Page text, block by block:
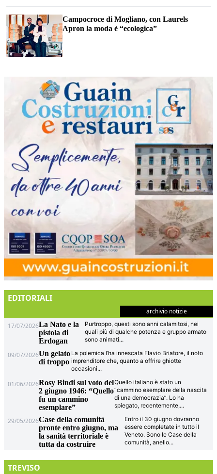
Campocroce di Mogliano, con Laurels
Apron la moda è “ecologica”
EDITORIALI
archivio notizie
17/07/2026La Nato e la
pistola di
Erdogan
Purtroppo, questi sono anni calamitosi, nei
quali più di qualche potenza e gruppo armato
sono animati...
09/07/2026Un gelato
di troppo
La polemica l’ha innescata Flavio Briatore, il noto
imprenditore che, quanto a offrire ghiotte
occasioni...
01/06/2026Rosy Bindi sul voto del
2 giugno 1946: “Quello
fu un cammino
esemplare”
Quello italiano è stato un
“cammino esemplare della nascita
di una democrazia”. Lo ha
spiegato, recentemente,...
29/05/2026Case della comunità
pronte entro giugno, ma
la sanità territoriale è
tutta da costruire
Entro il 30 giugno dovranno
essere completate in tutto il
Veneto. Sono le Case della
comunità, anello...
TREVISO